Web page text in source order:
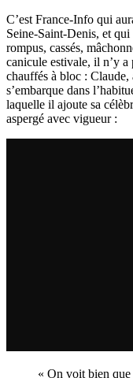
C’est France-Info qui
Seine-Saint-Denis, et
rompus, cassés,
canicule estivale, il n’y a
chauffés à bloc :
s’embarque dans
laquelle il ajoute sa
aspergé avec vigueur :
« On voit bien que